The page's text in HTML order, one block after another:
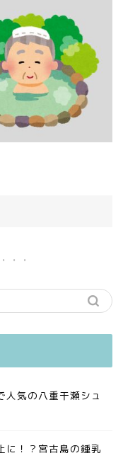
人気の八重干瀬シュ
に！？宮古島の鍾乳